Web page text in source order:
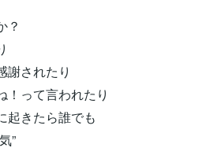
？
謝されたり
！って言われたり
起きたら誰でも
”